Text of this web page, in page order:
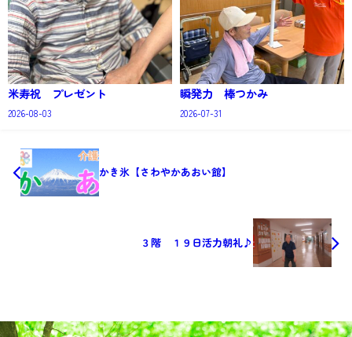
米寿祝 プレゼント
2026-08-03
瞬発力 棒つかみ
2026-07-31
かき氷【さわやかあおい館】
３階 １９日活力朝礼♪